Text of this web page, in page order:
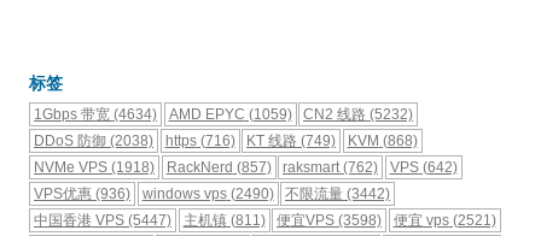
标签
1Gbps 带宽 (4634) AMD EPYC (1059) CN2 线路 (5232)
DDoS 防御 (2038) https(716) KT 线路 (749) KVM (868)
NVMe VPS (1918) RackNerd (857) raksmart(762) VPS(642)
VPS优惠 (936) windows vps(2490) 不限流量 (3442)
中国香港 VPS (5447) 主机镇(811) 便宜VPS (3598) 便宜 vps(2521)